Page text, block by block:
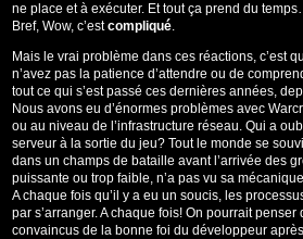
ne place et à exécuter. Et tout ça prend du
Bref, Wow, c’estcompliqué.
Mais le vrai problème dans ces réactions, c’est
n’avez pas la patience d’attendre ou de
tout ce qui s’est passé ces dernières années,
Nous avons eu d’énormes problèmes avec
ou au niveau de l’infrastructure réseau. Qui a
serveur à la sortie du jeu? Tout le monde se
dans un champs de bataille avant l’arrivée des
puissante ou trop faible, n’a pas vu sa
A chaque fois qu’il y a eu un soucis, les
par s’arranger. A chaque fois! On pourrait
convaincus de la bonne foi du développeur